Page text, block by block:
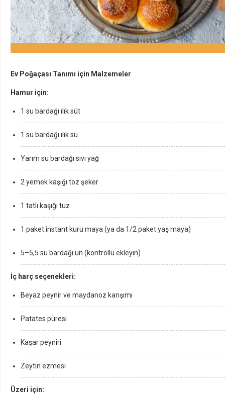
Ev Poğaçası Tanımı için Malzemeler
Hamur için:
1 su bardağı ılık süt
1 su bardağı ılık su
Yarım su bardağı sıvı yağ
2 yemek kaşığı toz şeker
1 tatlı kaşığı tuz
1 paket instant kuru maya (ya da 1/2 paket yaş maya)
5–5,5 su bardağı un (kontrollü ekleyin)
İç harç seçenekleri:
Beyaz peynir ve maydanoz karışımı
Patates püresi
Kaşar peyniri
Zeytin ezmesi
Üzeri için: